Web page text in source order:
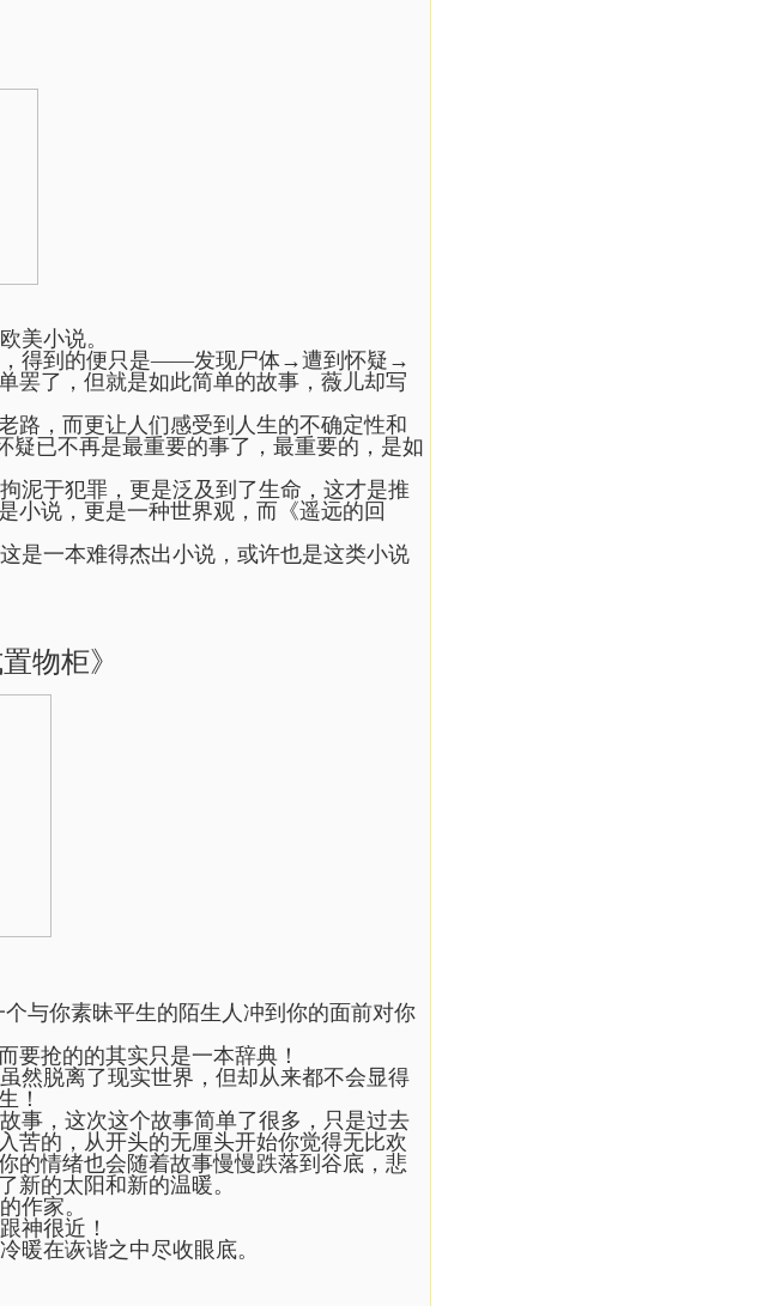
美小说。
，得到的便只是——发现尸体→遭到怀疑→
了，但就是如此简单的故事，薇儿却写
路，而更让人们感受到人生的不确定性和
疑已不再是最重要的事了，最重要的，是如
泥于犯罪，更是泛及到了生命，这才是推
小说，更是一种世界观，而《遥远的回
是一本难得杰出小说，或许也是这类小说
物柜》
与你素昧平生的陌生人冲到你的面前对你
要抢的的其实只是一本辞典！
然脱离了现实世界，但却从来都不会显得
！
事，这次这个故事简单了很多，只是过去
苦的，从开头的无厘头开始你觉得无比欢
的情绪也会随着故事慢慢跌落到谷底，悲
新的太阳和新的温暖。
作家。
神很近！
暖在诙谐之中尽收眼底。